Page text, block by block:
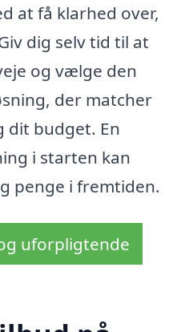
at få klarhed over,
dig selv tid til at
og vælge den
der matcher
dit budget. En
i starten kan
penge i fremtiden.
uforpligtende